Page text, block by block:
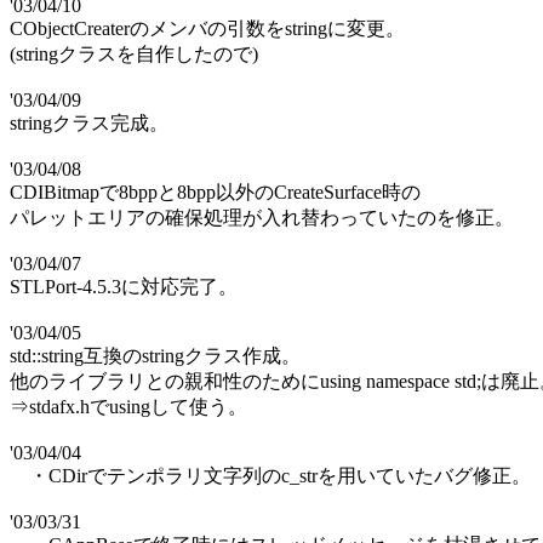
'03/04/10
CObjectCreaterのメンバの引数をstringに変更。
(stringクラスを自作したので)
'03/04/09
stringクラス完成。
'03/04/08
CDIBitmapで8bppと8bpp以外のCreateSurface時の
パレットエリアの確保処理が入れ替わっていたのを修正。
'03/04/07
STLPort-4.5.3に対応完了。
'03/04/05
std::string互換のstringクラス作成。
他のライブラリとの親和性のためにusing namespace std;は廃
⇒stdafx.hでusingして使う。
'03/04/04
・CDirでテンポラリ文字列のc_strを用いていたバグ修正。
'03/03/31